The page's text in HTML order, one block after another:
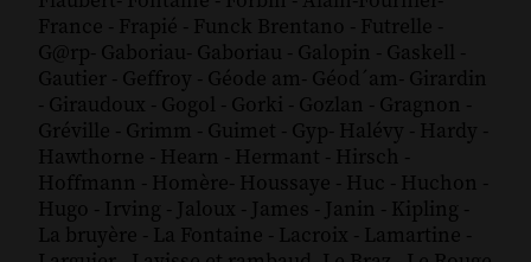
France - Frapié - Funck Brentano - Futrelle -
G@rp- Gaboriau- Gaboriau - Galopin - Gaskell -
Gautier - Geffroy - Géode am- Géod´am- Girardin
- Giraudoux - Gogol - Gorki - Gozlan - Gragnon -
Gréville - Grimm - Guimet - Gyp- Halévy - Hardy -
Hawthorne - Hearn - Hermant - Hirsch -
Hoffmann - Homère- Houssaye - Huc - Huchon -
Hugo - Irving - Jaloux - James - Janin - Kipling -
La bruyère - La Fontaine - Lacroix - Lamartine -